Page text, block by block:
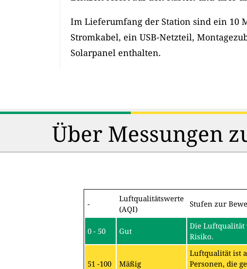
Im Lieferumfang der Station sind ein 10
Stromkabel, ein USB-Netzteil,
Solarpanel enthalten.
Über Messungen
-
Luftqualitätswerte
(AQI)
Stufen zur
0 - 50 Gut
Die Luftqualität
Risiko.
51 -100 Mäßig
Luftqualität ist
Personen, die